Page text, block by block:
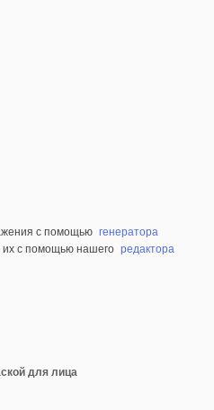
с помощью генератора
их с помощью нашего редактора
для лица